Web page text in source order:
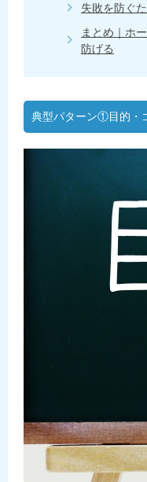
失敗を防ぐ
まとめ｜ホ
防げる
典型パターン①目的・